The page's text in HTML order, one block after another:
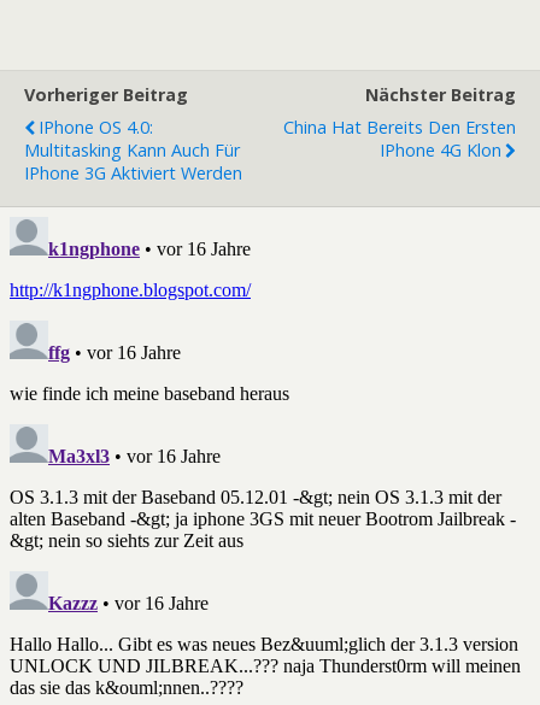
Vorheriger Beitrag
IPhone OS 4.0:
Multitasking Kann Auch Für
IPhone 3G Aktiviert Werden
Nächster Beitrag
China Hat Bereits Den Ersten
IPhone 4G Klon